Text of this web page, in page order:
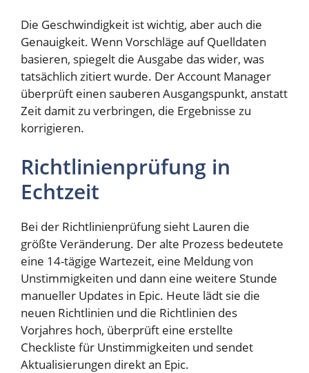
Die Geschwindigkeit ist wichtig, aber auch die
Genauigkeit. Wenn Vorschläge auf Quelldaten
basieren, spiegelt die Ausgabe das wider, was
tatsächlich zitiert wurde. Der Account Manager
überprüft einen sauberen Ausgangspunkt, anstatt
Zeit damit zu verbringen, die Ergebnisse zu
korrigieren.
Richtlinienprüfung in
Echtzeit
Bei der Richtlinienprüfung sieht Lauren die
größte Veränderung. Der alte Prozess bedeutete
eine 14-tägige Wartezeit, eine Meldung von
Unstimmigkeiten und dann eine weitere Stunde
manueller Updates in Epic. Heute lädt sie die
neuen Richtlinien und die Richtlinien des
Vorjahres hoch, überprüft eine erstellte
Checkliste für Unstimmigkeiten und sendet
Aktualisierungen direkt an Epic.